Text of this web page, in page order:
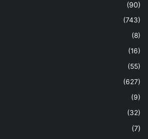
(90)
(743)
(8)
(16)
(55)
(627)
(9)
(32)
(7)